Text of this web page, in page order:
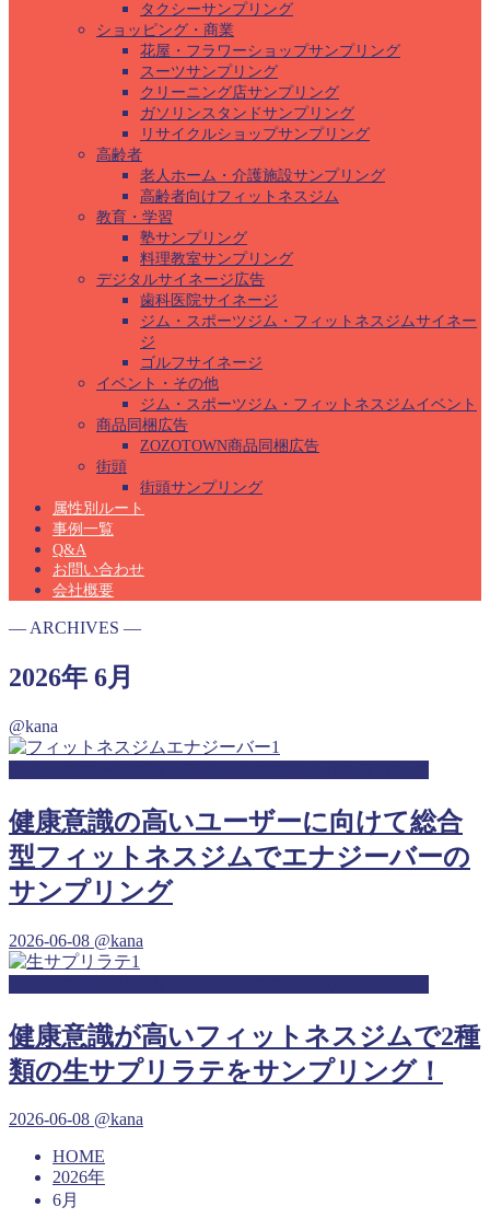
タクシーサンプリング
ショッピング・商業
花屋・フラワーショップサンプリング
スーツサンプリング
クリーニング店サンプリング
ガソリンスタンドサンプリング
リサイクルショップサンプリング
高齢者
老人ホーム・介護施設サンプリング
高齢者向けフィットネスジム
教育・学習
塾サンプリング
料理教室サンプリング
デジタルサイネージ広告
歯科医院サイネージ
ジム・スポーツジム・フィットネスジムサイネー
ジ
ゴルフサイネージ
イベント・その他
ジム・スポーツジム・フィットネスジムイベント
商品同梱広告
ZOZOTOWN商品同梱広告
街頭
街頭サンプリング
属性別ルート
事例一覧
Q&A
お問い合わせ
会社概要
― ARCHIVES ―
2026年 6月
@kana
健康意識の高いユーザーに向けて総合
型フィットネスジムでエナジーバーの
サンプリング
2026-06-08 @kana
健康意識が高いフィットネスジムで2種
類の生サプリラテをサンプリング！
2026-06-08 @kana
HOME
2026年
6月